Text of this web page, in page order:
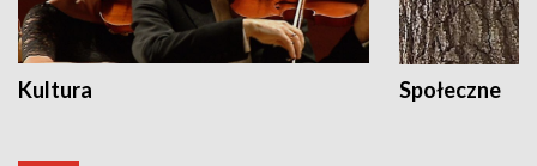
Kultura Społeczne